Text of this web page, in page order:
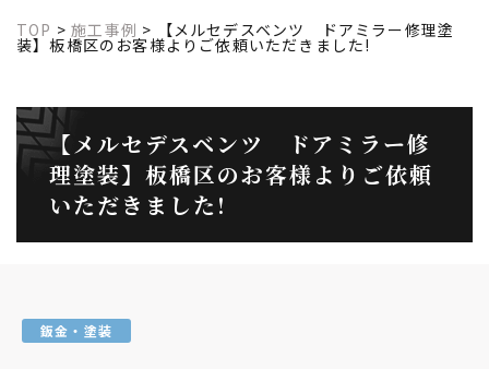
i
g
i
TOP >施工事例 > 【メルセデスベンツ ドアミラー修理塗
装】板橋区のお客様よりご依頼いただきました!
【メルセデスベンツ ドアミラー修
理塗装】板橋区のお客様よりご依頼
いただきました!
鈑金・塗装